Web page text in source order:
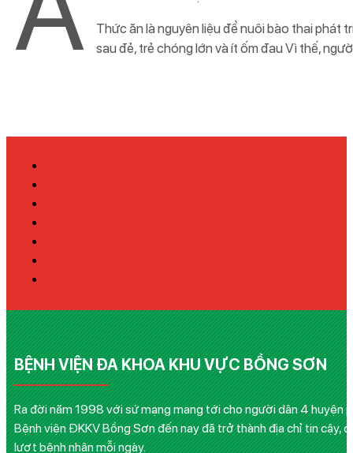
Thức ăn là nguyên liệu để nuôi bào thai phát
sau đẻ, trẻ chóng lớn và ít ốm đau Vì thế,
BỆNH VIỆN ĐA KHOA KHU VỰC BỒNG SƠN
Ra đời năm 1998 với sứ mạng mang tới cho người dân 4 huyện
Bệnh viện ĐKKV Bồng Sơn đến nay đã trở thành địa chỉ tin cậy,
lượt bệnh nhân mỗi ngày.